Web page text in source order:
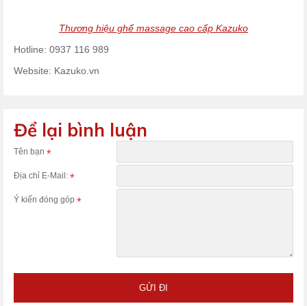
Thương hiệu ghế massage cao cấp Kazuko
Hotline: 0937 116 989
Website: Kazuko.vn
Để lại bình luận
Tên bạn
Địa chỉ E-Mail:
Ý kiến đóng góp
GỬI ĐI